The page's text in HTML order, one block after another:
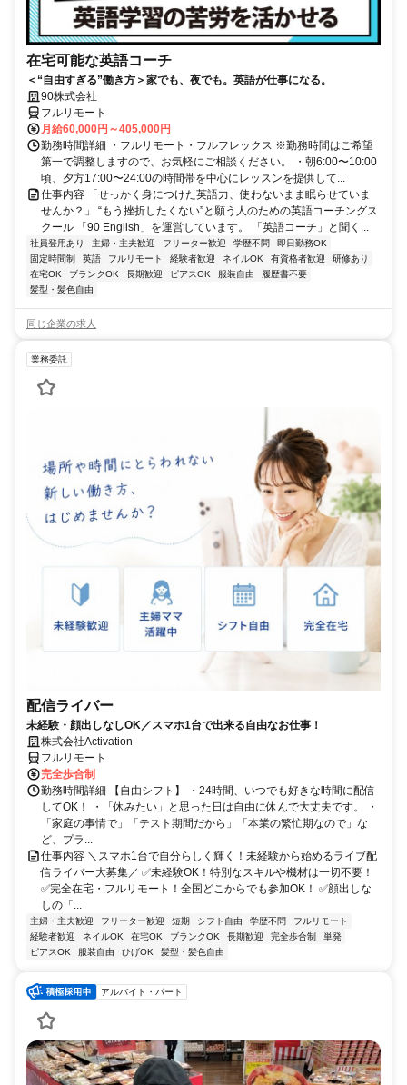
在宅可能な英語コーチ
＜“自由すぎる”働き方＞家でも、夜でも。英語が仕事になる。
90株式会社
フルリモート
月給60,000円～405,000円
勤務時間詳細 ・フルリモート・フルフレックス ※勤務時間はご希望
第一で調整しますので、お気軽にご相談ください。 ・朝6:00〜10:00
頃、夕方17:00〜24:00の時間帯を中心にレッスンを提供して...
仕事内容 「せっかく身につけた英語力、使わないまま眠らせていま
せんか？」 “もう挫折したくない”と願う人のための英語コーチングス
クール 「90 English」を運営しています。 「英語コーチ」と聞く...
社員登用あり 主婦・主夫歓迎 フリーター歓迎 学歴不問
即日勤務OK
固定時間制
英語 フルリモート 経験者歓迎 ネイルOK 有資格者歓迎
研修あり
在宅OK
ブランクOK 長期歓迎 ピアスOK 服装自由
履歴書不要
髪型・髪色自由
同じ企業の求人
業務委託
配信ライバー
未経験・顔出しなしOK／スマホ1台で出来る自由なお仕事！
株式会社Activation
フルリモート
完全歩合制
勤務時間詳細 【自由シフト】 ・24時間、いつでも好きな時間に配信
してOK！ ・「休みたい」と思った日は自由に休んで大丈夫です。 ・
「家庭の事情で」「テスト期間だから」「本業の繁忙期なので」な
ど、プラ...
仕事内容 ＼スマホ1台で自分らしく輝く！未経験から始めるライブ配
信ライバー大募集／ ✅未経験OK！特別なスキルや機材は一切不要！
✅完全在宅・フルリモート！全国どこからでも参加OK！ ✅顔出しな
しの「...
主婦・主夫歓迎 フリーター歓迎 短期 シフト自由 学歴不問
フルリモート
経験者歓迎
ネイルOK 在宅OK ブランクOK 長期歓迎 完全歩合制
単発
ピアスOK
服装自由 ひげOK 髪型・髪色自由
アルバイト・パート